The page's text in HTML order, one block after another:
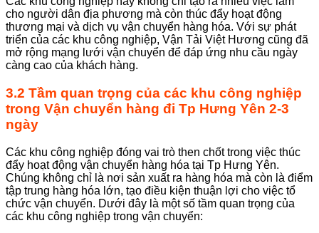
cho người dân địa phương mà còn thúc đẩy hoạt động
thương mại và dịch vụ vận chuyển hàng hóa. Với sự phát
triển của các khu công nghiệp, Vận Tải Việt Hương cũng đã
mở rộng mạng lưới vận chuyển để đáp ứng nhu cầu ngày
càng cao của khách hàng.
3.2 Tầm quan trọng của các khu công nghiệp
trong Vận chuyển hàng đi Tp Hưng Yên 2-3
ngày
Các khu công nghiệp đóng vai trò then chốt trong việc thúc
đẩy hoạt động vận chuyển hàng hóa tại Tp Hưng Yên.
Chúng không chỉ là nơi sản xuất ra hàng hóa mà còn là điểm
tập trung hàng hóa lớn, tạo điều kiện thuận lợi cho việc tổ
chức vận chuyển. Dưới đây là một số tầm quan trọng của
các khu công nghiệp trong vận chuyển: